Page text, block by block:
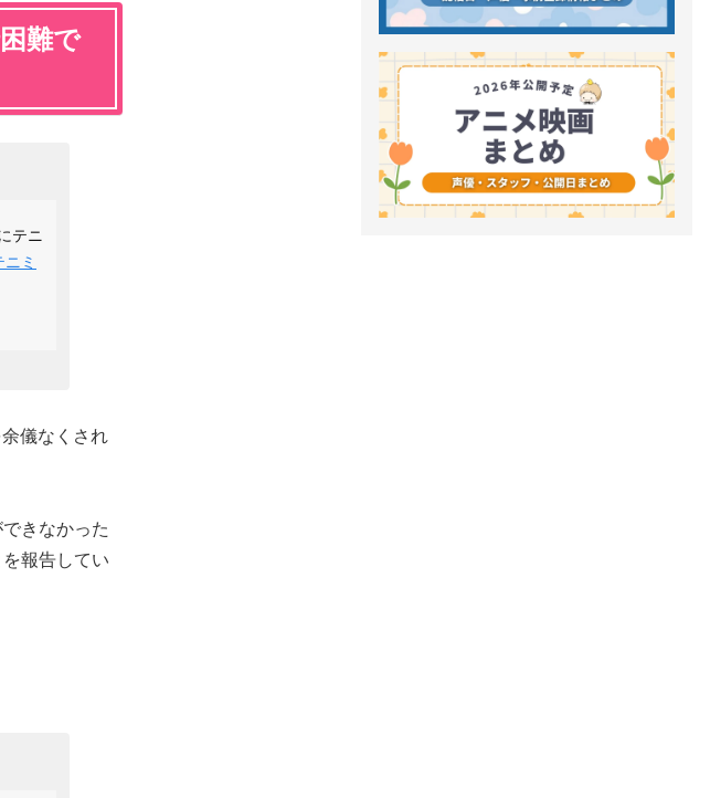
難で
テニ
ニミ
儀なくされ
きなかった
報告してい